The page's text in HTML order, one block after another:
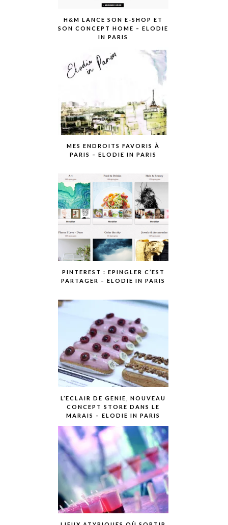
H&M LANCE SON E-SHOP ET
SON CONCEPT HOME – ELODIE
IN PARIS
MES ENDROITS FAVORIS À
PARIS – ELODIE IN PARIS
PINTEREST : EPINGLER C’EST
PARTAGER – ELODIE IN PARIS
L’ECLAIR DE GENIE, NOUVEAU
CONCEPT STORE DANS LE
MARAIS – ELODIE IN PARIS